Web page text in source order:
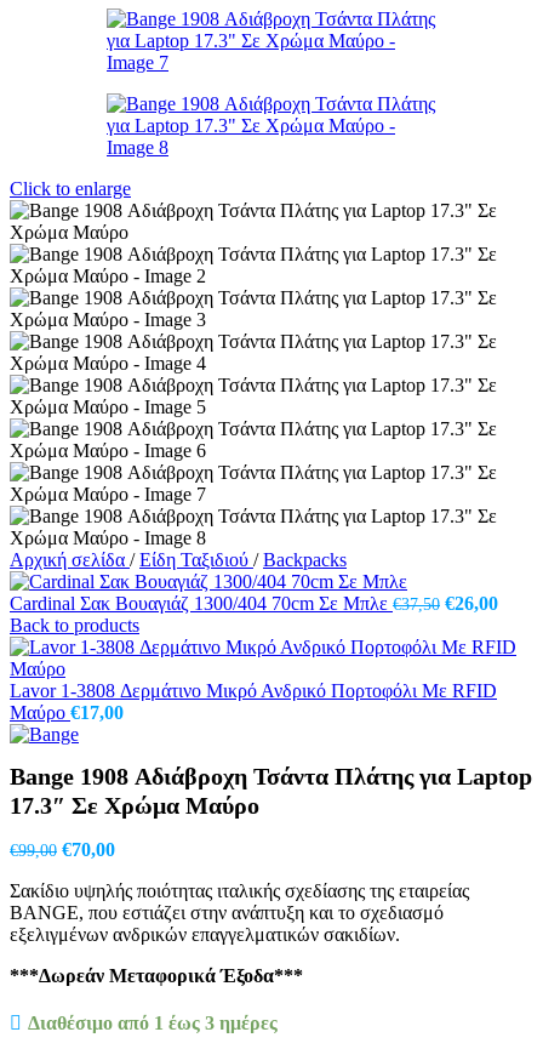
Click to enlarge
Αρχική σελίδα / Είδη Ταξιδιού / Backpacks
Cardinal Σακ Βουαγιάζ 1300/404 70cm Σε Μπλε €37,50 Original
was:
€26,00Η
τιμή
Back to products
Lavor 1-3808 Δερμάτινο Μικρό Ανδρικό Πορτοφόλι Με RFID
Μαύρο €17,00
Bange 1908 Αδιάβροχη Τσάντα Πλάτης για Laptop
17.3″ Σε Χρώμα Μαύρο
€99,00 Original
was:
€99,00.
€70,00Η
τιμή
είναι:
€70,00.
Σακίδιο υψηλής ποιότητας ιταλικής σχεδίασης της εταιρείας
BANGE, που εστιάζει στην ανάπτυξη και το σχεδιασμό
εξελιγμένων ανδρικών επαγγελματικών σακιδίων.
***Δωρεάν Μεταφορικά Έξοδα***
Διαθέσιμο από 1 έως 3 ημέρες